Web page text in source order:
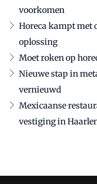
voorkomen
Horeca kampt met
oplossing
Moet roken op
Nieuwe stap in
vernieuwd
Mexicaanse
vestiging in